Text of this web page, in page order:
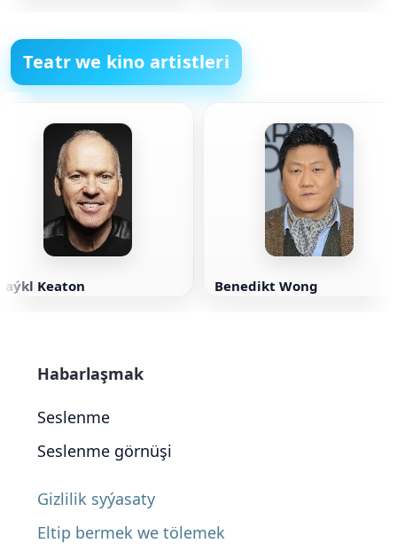
Teatr we kino artistleri
Keaton Benedikt Wong
Habarlaşmak
Seslenme
Seslenme görnüşi
Gizlilik syýasaty
Eltip bermek we tölemek